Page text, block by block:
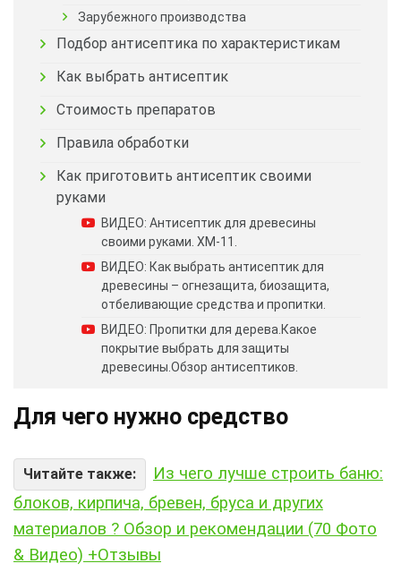
Зарубежного производства
Подбор антисептика по характеристикам
Как выбрать антисептик
Стоимость препаратов
Правила обработки
Как приготовить антисептик своими
руками
ВИДЕО: Антисептик для древесины
своими руками. ХМ-11.
ВИДЕО: Как выбрать антисептик для
древесины – огнезащита, биозащита,
отбеливающие средства и пропитки.
ВИДЕО: Пропитки для дерева.Какое
покрытие выбрать для защиты
древесины.Обзор антисептиков.
Для чего нужно средство
Читайте также:
Из чего лучше строить баню:
блоков, кирпича, бревен, бруса и других
материалов ? Обзор и рекомендации (70 Фото
& Видео) +Отзывы